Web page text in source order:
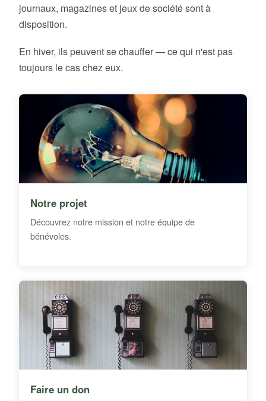
journaux, magazines et jeux de société sont à
disposition.
En hiver, ils peuvent se chauffer — ce qui n'est pas
toujours le cas chez eux.
Notre projet
Découvrez notre mission et notre équipe de
bénévoles.
Faire un don